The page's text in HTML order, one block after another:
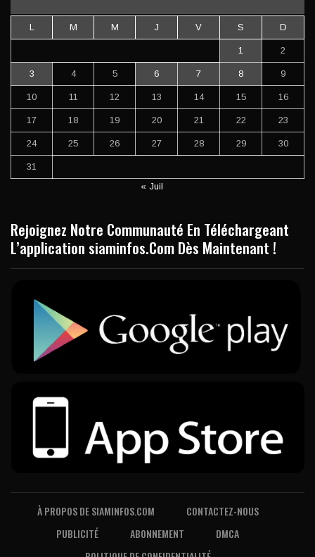
L M M J V S D
1 2
3 4 5 6 7 8 9
10 11 12 13 14 15 16
17 18 19 20 21 22 23
24 25 26 27 28 29 30
31
« Juil
Rejoignez Notre Communauté En Téléchargeant
L’application siaminfos.Com Dès Maintenant !
À PROPOS DE SIAMINFOS.COM
CONTACTEZ-NOUS
PUBLICITÉ
ABONNEMENT
DMCA